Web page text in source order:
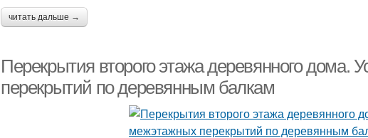
читать дальше →
Перекрытия второго этажа деревянного дома.
перекрытий по деревянным балкам